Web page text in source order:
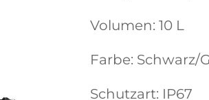
Volumen: 10 L
Farbe:
Schutzart: IP67